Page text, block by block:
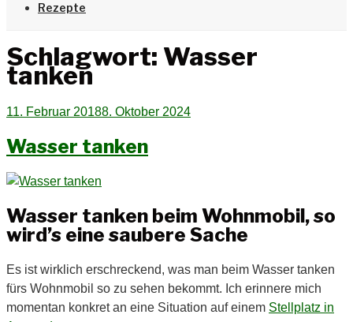
Rezepte
Schlagwort: Wasser
tanken
Veröffentlicht
11. Februar 20188. Oktober 2024
Wasser tanken
Wasser tanken beim Wohnmobil, so
wird’s eine saubere Sache
Es ist wirklich erschreckend, was man beim Wasser tanken
fürs Wohnmobil so zu sehen bekommt. Ich erinnere mich
momentan konkret an eine Situation auf einem Stellplatz in